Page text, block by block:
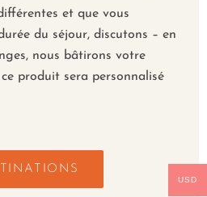
et que vous
du séjour, discutons – en
nous bâtirons votre
produit sera personnalisé
USD